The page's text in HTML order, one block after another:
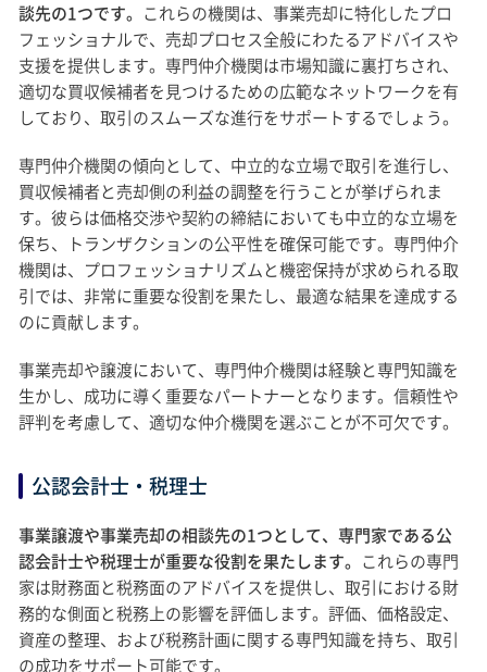
談先の1つです。 これらの機関は、事業売却に特化したプロ
フェッショナルで、売却プロセス全般にわたるアドバイスや
支援を提供します。専門仲介機関は市場知識に裏打ちされ、
適切な買収候補者を見つけるための広範なネットワークを有
しており、取引のスムーズな進行をサポートするでしょう。
専門仲介機関の傾向として、中立的な立場で取引を進行し、
買収候補者と売却側の利益の調整を行うことが挙げられま
す。彼らは価格交渉や契約の締結においても中立的な立場を
保ち、トランザクションの公平性を確保可能です。専門仲介
機関は、プロフェッショナリズムと機密保持が求められる取
引では、非常に重要な役割を果たし、最適な結果を達成する
のに貢献します。
事業売却や譲渡において、専門仲介機関は経験と専門知識を
生かし、成功に導く重要なパートナーとなります。信頼性や
評判を考慮して、適切な仲介機関を選ぶことが不可欠です。
公認会計士・税理士
事業譲渡や事業売却の相談先の1つとして、専門家である公
認会計士や税理士が重要な役割を果たします。 これらの専門
家は財務面と税務面のアドバイスを提供し、取引における財
務的な側面と税務上の影響を評価します。評価、価格設定、
資産の整理、および税務計画に関する専門知識を持ち、取引
の成功をサポート可能です。